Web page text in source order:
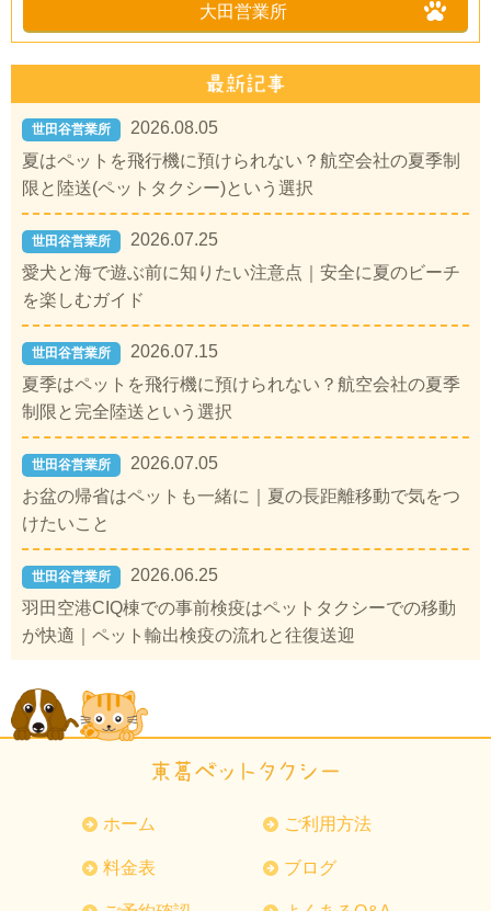
大田営業所
世田谷営業所
2026.08.05
夏はペットを飛行機に預けられない？航空会社の夏季制
限と陸送(ペットタクシー)という選択
世田谷営業所
2026.07.25
愛犬と海で遊ぶ前に知りたい注意点｜安全に夏のビーチ
を楽しむガイド
世田谷営業所
2026.07.15
夏季はペットを飛行機に預けられない？航空会社の夏季
制限と完全陸送という選択
世田谷営業所
2026.07.05
お盆の帰省はペットも一緒に｜夏の長距離移動で気をつ
けたいこと
世田谷営業所
2026.06.25
羽田空港CIQ棟での事前検疫はペットタクシーでの移動
が快適｜ペット輸出検疫の流れと往復送迎
ホーム ご利用方法
料金表 ブログ